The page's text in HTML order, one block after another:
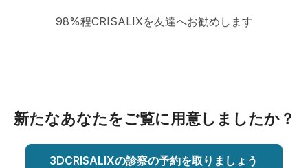
98%程CRISALIXを友達へお勧めします
新たなあなたをご覧に用意しましたか？
3DCRISALIXの診察の予約を取りましょう